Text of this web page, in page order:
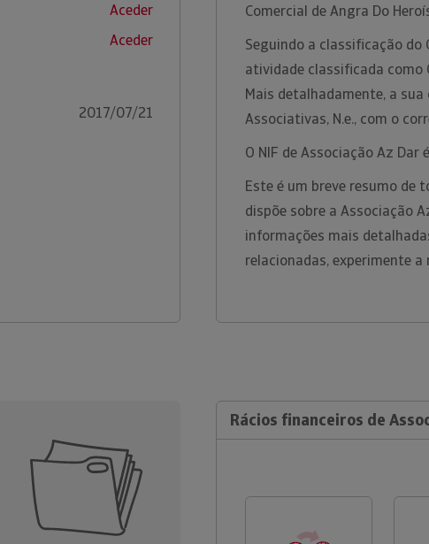
Aceder
Aceder
2017/07/21
Comercial de Angra Do
Seguindo a classificação do
atividade classificada como
Mais detalhadamente, a
Associativas, N.e., com o
O NIF de Associação Az Dar
Este é um breve resumo de
dispõe sobre a Associação
informações mais
relacionadas, experimente
Rácios financeiros de